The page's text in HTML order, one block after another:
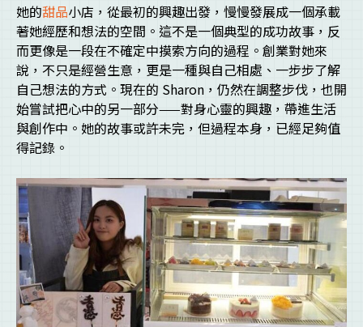
她的甜品小店，從最初的興趣出發，慢慢發展成一個承載
著她經歷和想法的空間。這不是一個典型的成功故事，反
而更像是一段在不確定中摸索方向的過程。創業對她來
說，不只是經營生意，更是一種與自己相處、一步步了解
自己想法的方式。現在的 Sharon，仍然在調整步伐，也開
始嘗試把心中的另一部分——對身心靈的興趣，帶進生活
與創作中。她的故事或許未完，但過程本身，已經足夠值
得記錄。